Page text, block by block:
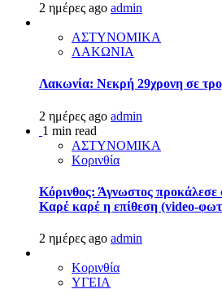
2 ημέρες ago admin
ΑΣΤΥΝΟΜΙΚΑ
ΛΑΚΩΝΙΑ
Λακωνία: Νεκρή 29χρονη σε
2 ημέρες ago admin
1 min read
ΑΣΤΥΝΟΜΙΚΑ
Κορινθία
Κόρινθος: Άγνωστος
Καρέ καρέ η επίθεση (video-
2 ημέρες ago admin
Κορινθία
ΥΓΕΙΑ